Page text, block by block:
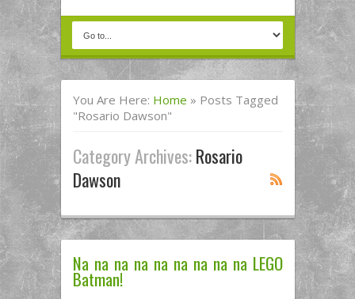
You Are Here: Home » Posts Tagged
"Rosario Dawson"
Category Archives:Rosario
Dawson
Na na na na na na na na na LEGO
Batman!